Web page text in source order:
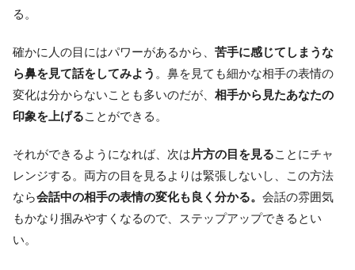
る。
確かに人の目にはパワーがあるから、 苦手に感じてしまうな
ら鼻を見て話をしてみよう 。鼻を見ても細かな相手の表情の
変化は分からないことも多いのだが、 相手から見たあなたの
印象を上げることができる。
それができるようになれば、次は片方の目を見ることにチャ
レンジする。両方の目を見るよりは緊張しないし、この方法
なら会話中の相手の表情の変化も良く分かる。 会話の雰囲気
もかなり掴みやすくなるので、ステップアップできるとい
い。